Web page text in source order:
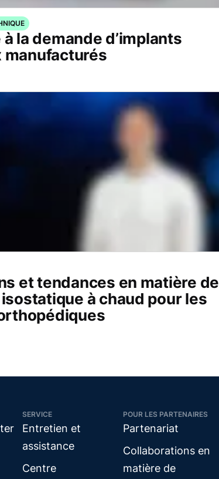
la demande d’implants
manufacturés
et tendances en matière de
à chaud pour les
SERVICE
Entretien et
assistance
Centre
POUR LES PARTENAIRES
Partenariat
Collaborations en
matière de